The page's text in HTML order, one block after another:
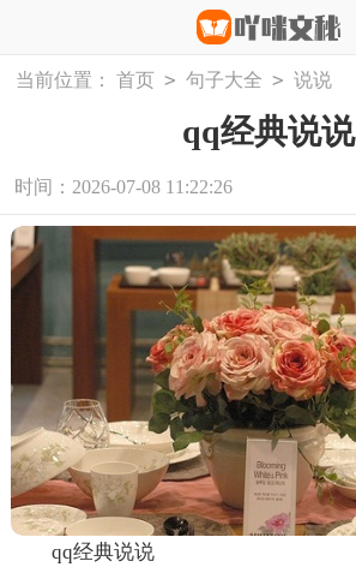
当前位置： 首页 > 句子大全 > 说说
qq经典说说
时间：2026-07-08 11:22:26
qq经典说说